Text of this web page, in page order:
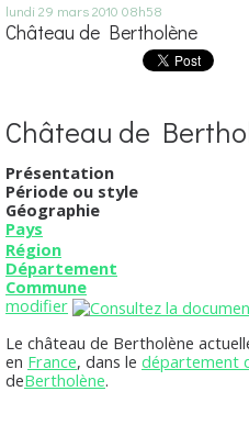
lundi 29 mars 2010 08h58
Château de Bertholène
Château de
Présentation
Période ou style
Géographie
Pays
Région
Département
Commune
modifier
Le château de Bertholène
en France, dans le département
deBertholène.